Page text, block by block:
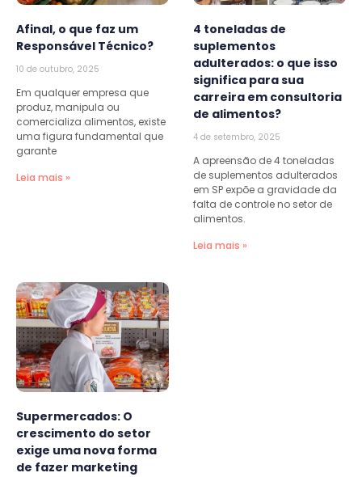
Afinal, o que faz um
Responsável Técnico?
10 de outubro, 2025
Em qualquer empresa que
produz, manipula ou
comercializa alimentos, existe
uma figura fundamental que
garante
Leia mais »
4 toneladas de
suplementos
adulterados: o que isso
significa para sua
carreira em consultoria
de alimentos?
4 de setembro, 2025
A apreensão de 4 toneladas
de suplementos adulterados
em SP expõe a gravidade da
falta de controle no setor de
alimentos.
Leia mais »
Supermercados: O
crescimento do setor
exige uma nova forma
de fazer marketing